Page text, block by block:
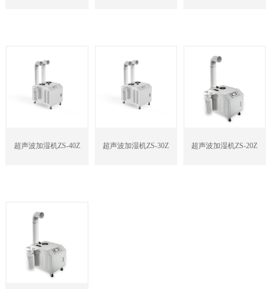
超声波加湿机ZS-40Z 超声波加湿机ZS-30Z 超声波加湿机ZS-20Z